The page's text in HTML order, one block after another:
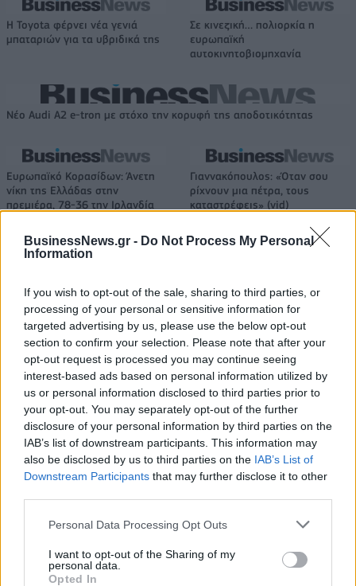
BusinessNews.gr - Do Not Process My Personal
Information
If you wish to opt-out of the sale, sharing to third parties, or
processing of your personal or sensitive information for
targeted advertising by us, please use the below opt-out
section to confirm your selection. Please note that after your
opt-out request is processed you may continue seeing
interest-based ads based on personal information utilized by
us or personal information disclosed to third parties prior to
your opt-out. You may separately opt-out of the further
disclosure of your personal information by third parties on the
IAB’s list of downstream participants. This information may
also be disclosed by us to third parties on the IAB’s List of
Downstream Participants that may further disclose it to other
Personal Data Processing Opt Outs
I want to opt-out of the Sharing of my
personal data.
Opted In
Η Toyota φέρνει νέα γενιά
μπαταριών για τα υβριδικά της
Σε κινεζική… πολιορκία η
ευρωπαϊκή
αυτοκινητοβιομηχανία
Νέο Audi A2 e-tron με στόχο την κορυφή της αποδοτικότητας
Ευρωπαϊκό Κορασίδων: Άνετη
νίκη της Ελλάδας στην
πρεμιέρα, 78-36 την Ιρλανδία
Γιαννακόπουλος: «Όταν σου
ρίχνουν μια πέτρα, τους
καταστρέφεις» (vid)
Χρηματοδότηση 8 εκατ. ευρώ
σε 843 μέσα ενημέρωσης-
Ξεκίνησε το πενταετές
πρόγραμμα ενίσχυσης του
Metlen: Ρεκόρ EBITDA στο α'
εξάμηνο, στα 550 εκατ. ευρώ –
Καθαρά κέρδη 313 εκατ. ευρώ
Η Chery επενδύει 75 εκατ. δολάρια στην KG Mobility
Το FIAT 500 Hybrid τώρα από
Ατρόμητος και Novibet
συνεργασίας τους μέχρι το